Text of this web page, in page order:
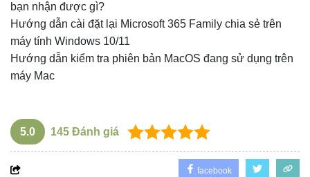
bạn nhận được gì?
Hướng dẫn cài đặt lại Microsoft 365 Family chia sẻ trên
máy tính Windows 10/11
Hướng dẫn kiểm tra phiên bản MacOS đang sử dụng trên
máy Mac
5.0 145 Đánh giá
facebook